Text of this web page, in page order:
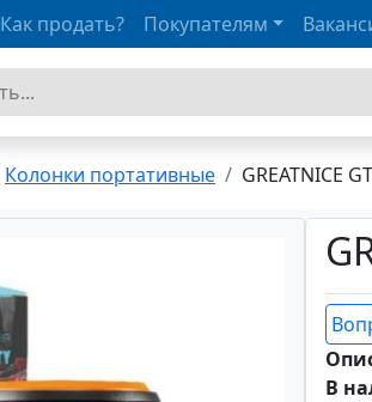
Как продать? Покупателям
Колонки портативные GREATNICE
В